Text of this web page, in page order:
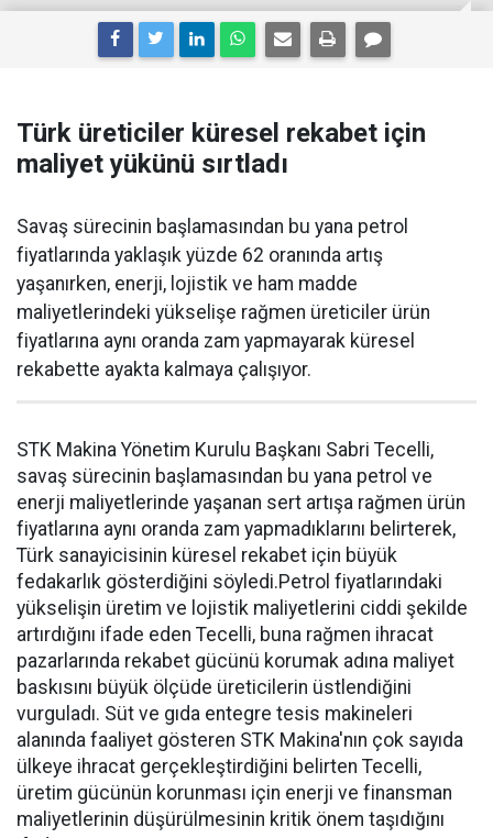
Türk üreticiler küresel rekabet için
maliyet yükünü sırtladı
Savaş sürecinin başlamasından bu yana petrol
fiyatlarında yaklaşık yüzde 62 oranında artış
yaşanırken, enerji, lojistik ve ham madde
maliyetlerindeki yükselişe rağmen üreticiler ürün
fiyatlarına aynı oranda zam yapmayarak küresel
rekabette ayakta kalmaya çalışıyor.
STK Makina Yönetim Kurulu Başkanı Sabri Tecelli,
savaş sürecinin başlamasından bu yana petrol ve
enerji maliyetlerinde yaşanan sert artışa rağmen ürün
fiyatlarına aynı oranda zam yapmadıklarını belirterek,
Türk sanayicisinin küresel rekabet için büyük
fedakarlık gösterdiğini söyledi.Petrol fiyatlarındaki
yükselişin üretim ve lojistik maliyetlerini ciddi şekilde
artırdığını ifade eden Tecelli, buna rağmen ihracat
pazarlarında rekabet gücünü korumak adına maliyet
baskısını büyük ölçüde üreticilerin üstlendiğini
vurguladı. Süt ve gıda entegre tesis makineleri
alanında faaliyet gösteren STK Makina'nın çok sayıda
ülkeye ihracat gerçekleştirdiğini belirten Tecelli,
üretim gücünün korunması için enerji ve finansman
maliyetlerinin düşürülmesinin kritik önem taşıdığını